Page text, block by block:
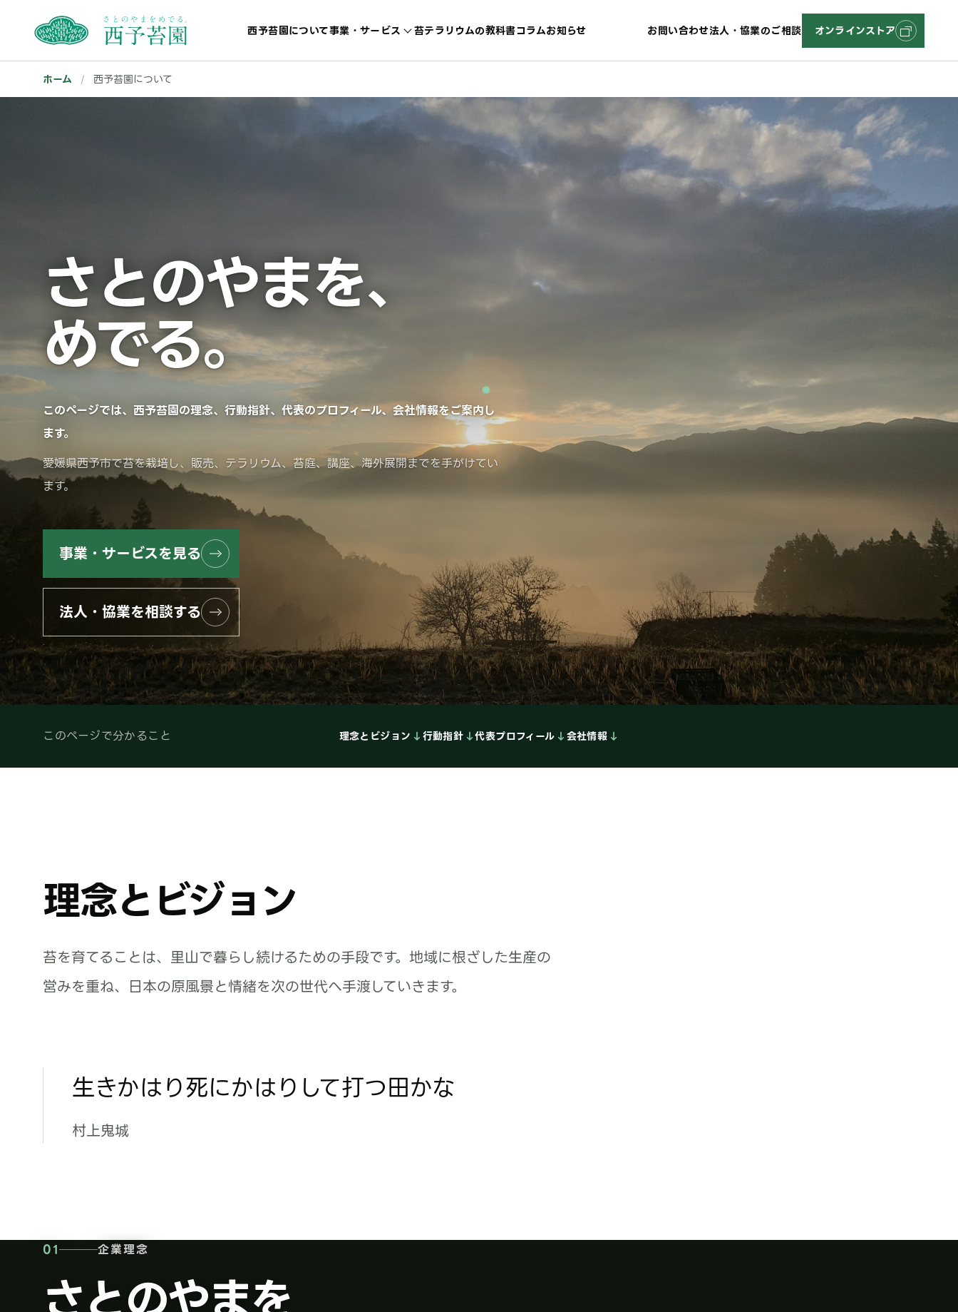
西予苔園について事業・サービス 苔テラリウムの教科書コラムお知らせ お問い合わせ法人・協業のご相談 オンラインストア
ホーム / 西予苔園について
さとのやまを、
めでる。
このページでは、西予苔園の理念、行動指針、代表のプロフィール、会社情報をご案内し
ます。
愛媛県西予市で苔を栽培し、販売、テラリウム、苔庭、講座、海外展開までを手がけてい
ます。
事業・サービスを見る
法人・協業を相談する
このページで分かること 理念とビジョン 行動指針 代表プロフィール 会社情報
理念とビジョン
苔を育てることは、里山で暮らし続けるための手段です。地域に根ざした生産の
営みを重ね、日本の原風景と情緒を次の世代へ手渡していきます。
生きかはり死にかはりして打つ田かな
村上鬼城
01 企業理念